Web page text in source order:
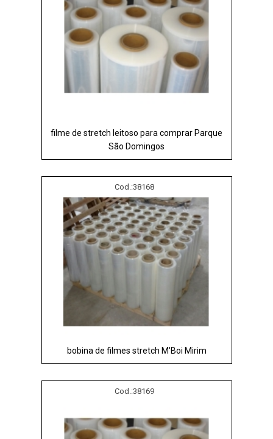
filme de stretch leitoso para comprar Parque
São Domingos
Cod.:38168
bobina de filmes stretch M'Boi Mirim
Cod.:38169